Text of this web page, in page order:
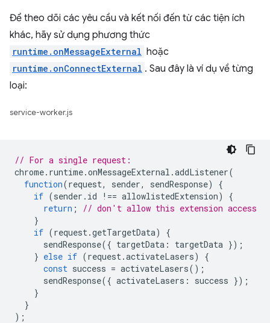
Để theo dõi các yêu cầu và kết nối đến từ các tiện ích
khác, hãy sử dụng phương thức
runtime.onMessageExternal hoặc
runtime.onConnectExternal . Sau đây là ví dụ về từng
loại:
service-worker.js
// For a single request:
chrome. runtime.onMessageExternal .addListener(
function(request, sender, sendResponse)
{
if (sender . id !== allowlistedExtension)
{
return ;
// don't allow this extension access
}
if (request.getTargetData)
{
sendResponse({ targetData : targetData });
} else if (request.activateLasers)
{
const success = activateLasers();
sendResponse({ activateLasers : success });
}
}
);